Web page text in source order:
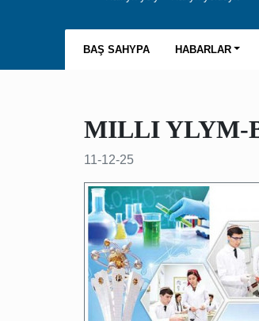
BAŞ SAHYPA HABARLAR
MILLI YLYM-
11-12-25